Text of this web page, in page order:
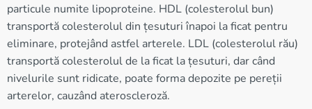
particule numite lipoproteine. HDL (colesterolul bun)
transportă colesterolul din țesuturi înapoi la ficat pentru
eliminare, protejând astfel arterele. LDL (colesterolul rău)
transportă colesterolul de la ficat la țesuturi, dar când
nivelurile sunt ridicate, poate forma depozite pe pereții
arterelor, cauzând ateroscleroză.